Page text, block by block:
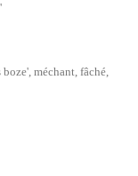
méchant, fâché,